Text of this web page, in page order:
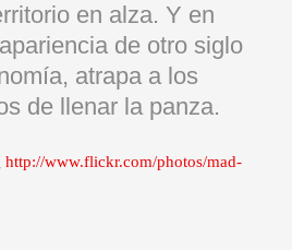
en alza. Y en
de otro siglo
atrapa a los
de llenar la panza.
http://www.flickr.com/photos/mad-